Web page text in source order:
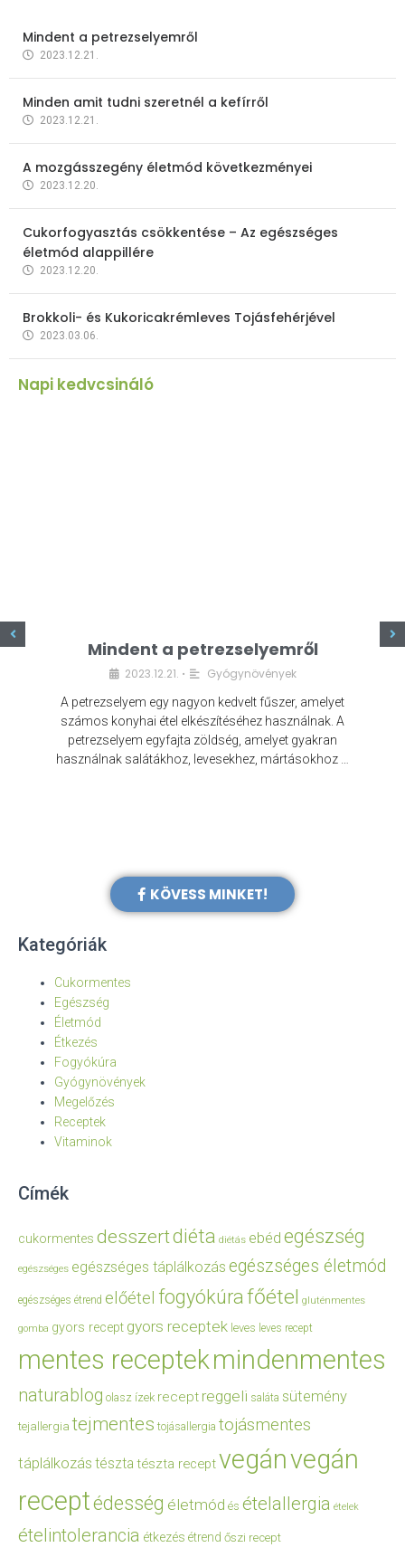
Mindent a petrezselyemről
2023.12.21.
Minden amit tudni szeretnél a kefírről
2023.12.21.
A mozgásszegény életmód következményei
2023.12.20.
Cukorfogyasztás csökkentése – Az egészséges
életmód alappillére
2023.12.20.
Brokkoli- és Kukoricakrémleves Tojásfehérjével
2023.03.06.
Napi kedvcsináló
Mindent a petrezselyemről
2023.12.21. • Gyógynövények
A petrezselyem egy nagyon kedvelt fűszer, amelyet
számos konyhai étel elkészítéséhez használnak. A
petrezselyem egyfajta zöldség, amelyet gyakran
használnak salátákhoz, levesekhez, mártásokhoz …
KÖVESS MINKET!
Kategóriák
Cukormentes
Egészség
Életmód
Étkezés
Fogyókúra
Gyógynövények
Megelőzés
Receptek
Vitaminok
Címék
cukormentes desszertdiéta diétás ebéd egészség
egészséges egészséges táplálkozás egészséges életmód
egészséges étrend előétel fogyókúrafőétel gluténmentes
gomba gyors recept gyors receptek leves leves recept
mentes receptekmindenmentes
naturablog olasz ízek recept reggeli saláta sütemény
tejallergia tejmentes tojásallergia tojásmentes
táplálkozás tészta tészta receptvegánvegán
receptédesség életmód és ételallergia ételek
ételintolerancia étkezés étrend őszi recept